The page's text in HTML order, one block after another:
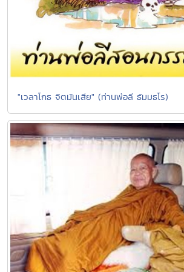
"เวลาโกธ จิตมันเสีย" (ท่านพ่อลี ธัมมธโร)